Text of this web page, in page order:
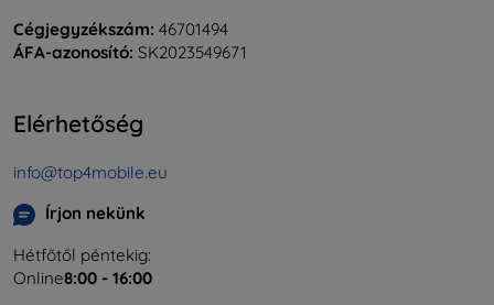
Cégjegyzékszám: 46701494
ÁFA-azonosító: SK2023549671
Elérhetőség
info@top4mobile.eu
Írjon nekünk
Hétfőtől péntekig:
Online8:00 - 16:00